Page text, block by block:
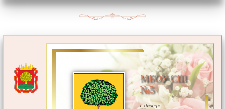
МБОУ СШ
№5
г.Липецк